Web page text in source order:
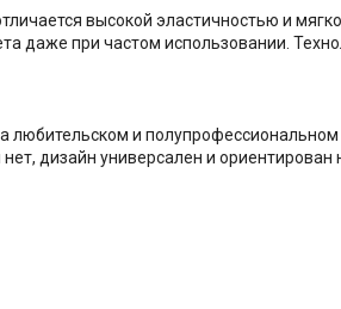
высокой эластичностью и
даже при частом использовании.
и полупрофессиональном
дизайн универсален и